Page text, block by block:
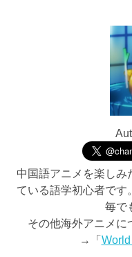
中国語アニメを楽しみ
ている語学初心者で
毎で
その他海外アニメに
→「